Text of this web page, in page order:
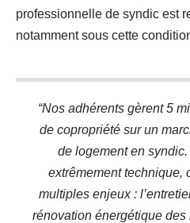
professionnelle de syndic est
notamment sous cette
“Nos adhérents gèrent 5
de copropriété sur un
de logement en
extrêmement technique,
multiples enjeux :
rénovation énergétique